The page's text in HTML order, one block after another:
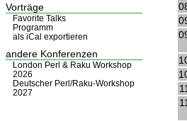
Vorträge
Favorite Talks
Programm
als iCal exportieren
andere Konferenzen
London Perl & Raku Workshop
2026
Deutscher Perl/Raku-Workshop
2027